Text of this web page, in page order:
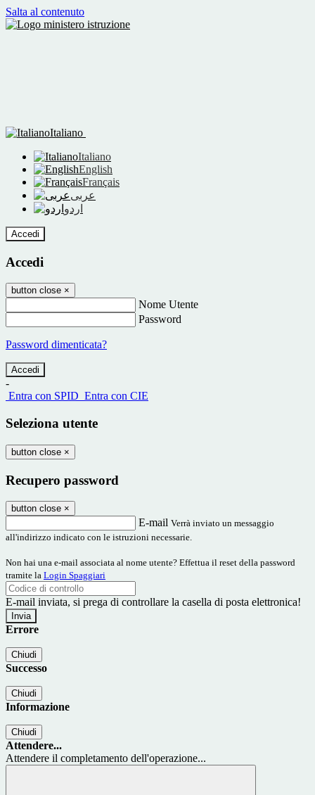
Salta al contenuto
Italiano
Italiano
English
Français
عربى
اردو
Accedi
Accedi
button close ×
Nome Utente
Password
Password dimenticata?
-
Entra con SPID Entra con CIE
Seleziona utente
button close ×
Recupero password
button close ×
E-mail Verrà inviato un messaggio
all'indirizzo indicato con le istruzioni necessarie.
Non hai una e-mail associata al nome utente? Effettua il reset della password
tramite la Login Spaggiari
E-mail inviata, si prega di controllare la casella di posta elettronica!
Errore
Chiudi
Successo
Chiudi
Informazione
Chiudi
Attendere...
Attendere il completamento dell'operazione...